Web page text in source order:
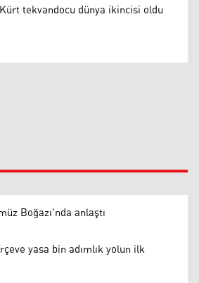
Kürt tekvandocu dünya ikincisi oldu
Boğazı'nda anlaştı
yasa bin adımlık yolun ilk